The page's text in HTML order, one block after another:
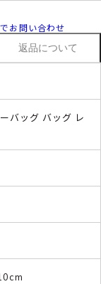
お問い合わせ
返品について
バッグ バッグ レ